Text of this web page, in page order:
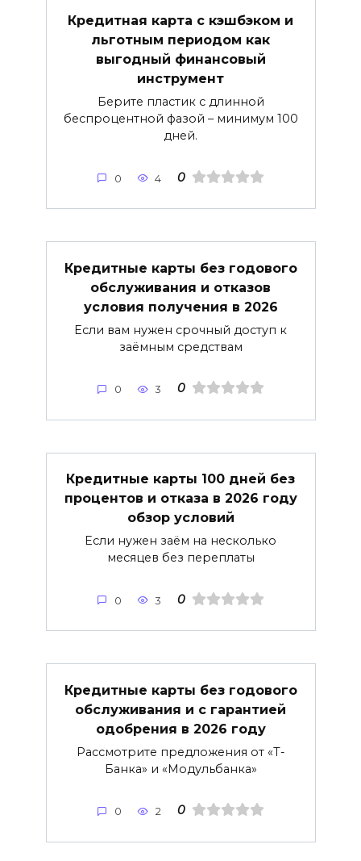
Кредитная карта с кэшбэком и
льготным периодом как
выгодный финансовый
инструмент
Берите пластик с длинной
беспроцентной фазой – минимум 100
дней.
0 4 0
Кредитные карты без годового
обслуживания и отказов
условия получения в 2026
Если вам нужен срочный доступ к
заёмным средствам
0 3 0
Кредитные карты 100 дней без
процентов и отказа в 2026 году
обзор условий
Если нужен заём на несколько
месяцев без переплаты
0 3 0
Кредитные карты без годового
обслуживания и с гарантией
одобрения в 2026 году
Рассмотрите предложения от «Т-
Банка» и «Модульбанка»
0 2 0